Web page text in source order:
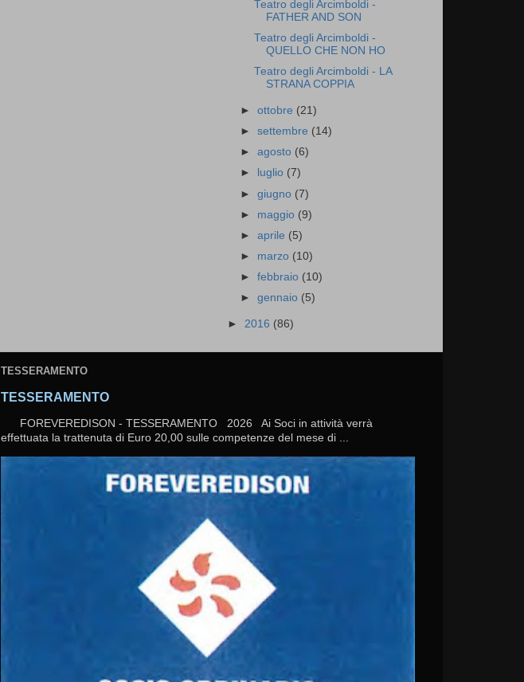
Teatro degli Arcimboldi -
FATHER AND SON
Teatro degli Arcimboldi -
QUELLO CHE NON HO
Teatro degli Arcimboldi - LA
STRANA COPPIA
►ottobre (21)
►settembre (14)
►agosto (6)
►
luglio (7)
►giugno (7)
► maggio (9)
►aprile (5)
► marzo (10)
►febbraio (10)
►gennaio (5)
► 2016 (86)
TESSERAMENTO
TESSERAMENTO
FOREVEREDISON - TESSERAMENTO 2026 Ai Soci in attività verrà
effettuata la trattenuta di Euro 20,00 sulle competenze del mese di ...